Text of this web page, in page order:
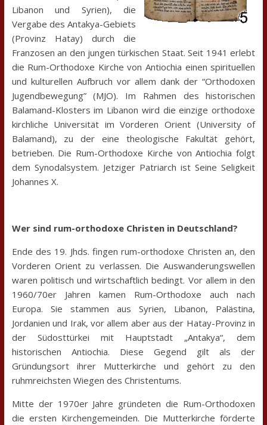
Libanon und Syrien), die
Vergabe des Antakya-Gebiets
(Provinz Hatay) durch die
Franzosen an den jungen türkischen Staat. Seit 1941 erlebt
die Rum-Orthodoxe Kirche von Antiochia einen spirituellen
und kulturellen Aufbruch vor allem dank der “Orthodoxen
Jugendbewegung” (MJO). Im Rahmen des historischen
Balamand-Klosters im Libanon wird die einzige orthodoxe
kirchliche Universität im Vorderen Orient (University of
Balamand), zu der eine theologische Fakultät gehört,
betrieben. Die Rum-Orthodoxe Kirche von Antiochia folgt
dem Synodalsystem. Jetziger Patriarch ist Seine Seligkeit
Johannes X.
Wer sind rum-orthodoxe Christen in Deutschland?
Ende des 19. Jhds. fingen rum-orthodoxe Christen an, den
Vorderen Orient zu verlassen. Die Auswanderungswellen
waren politisch und wirtschaftlich bedingt. Vor allem in den
1960/70er Jahren kamen Rum-Orthodoxe auch nach
Europa. Sie stammen aus Syrien, Libanon, Palästina,
Jordanien und Irak, vor allem aber aus der Hatay-Provinz in
der Südosttürkei mit Hauptstadt „Antakya“, dem
historischen Antiochia. Diese Gegend gilt als der
Gründungsort ihrer Mutterkirche und gehört zu den
ruhmreichsten Wiegen des Christentums.
Mitte der 1970er Jahre gründeten die Rum-Orthodoxen
die ersten Kirchengemeinden. Die Mutterkirche förderte